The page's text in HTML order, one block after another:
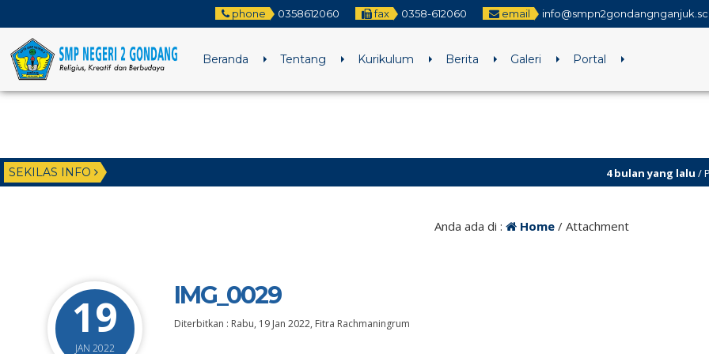
phone 0358612060 fax 0358-612060 email
Beranda Tentang Kurikulum Berita Galeri Portal
SEKILAS INFO 4 bulan yang lalu/
Anda ada di : Home / Attachment
19
JAN 2022
IMG_0029
Diterbitkan : Rabu, 19 Jan 2022, Fitra Rachmaningrum